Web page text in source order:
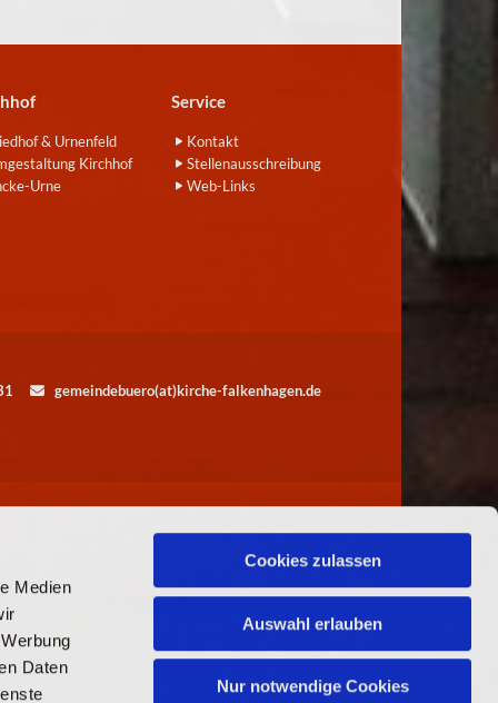
Medien
Daten
Cookies zulassen
Auswahl erlauben
Nur notwendige Cookies
& Urnenfeld
Kirchhof
Urne
Service
Kontakt
Stellenausschreibung
Web-Links
 gemeindebuero(at)kirche-falkenhagen.de